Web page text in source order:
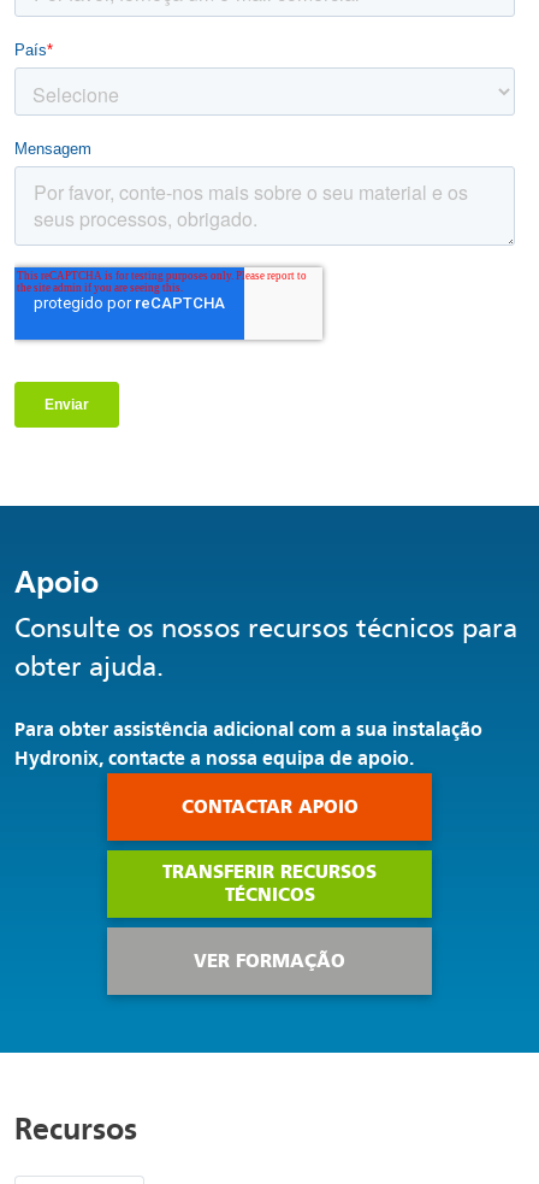
Apoio
Consulte os nossos recursos técnicos para
obter ajuda.
Para obter assistência adicional com a sua instalação
Hydronix, contacte a nossa equipa de apoio.
CONTACTAR APOIO
TRANSFERIR RECURSOS
TÉCNICOS
VER FORMAÇÃO
Recursos